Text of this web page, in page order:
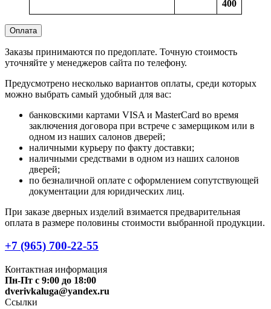
400
Оплата
Заказы принимаются по предоплате. Точную стоимость
уточняйте у менеджеров сайта по телефону.
Предусмотрено несколько вариантов оплаты, среди которых
можно выбрать самый удобный для вас:
банковскими картами VISA и MasterCard во время
заключения договора при встрече с замерщиком или в
одном из наших салонов дверей;
наличными курьеру по факту доставки;
наличными средствами в одном из наших салонов
дверей;
по безналичной оплате с оформлением сопутствующей
документации для юридических лиц.
При заказе дверных изделий взимается предварительная
оплата в размере половины стоимости выбранной продукции.
+7 (965) 700-22-55
Контактная информация
Пн-Пт с 9:00 до 18:00
dverivkaluga@yandex.ru
Ссылки